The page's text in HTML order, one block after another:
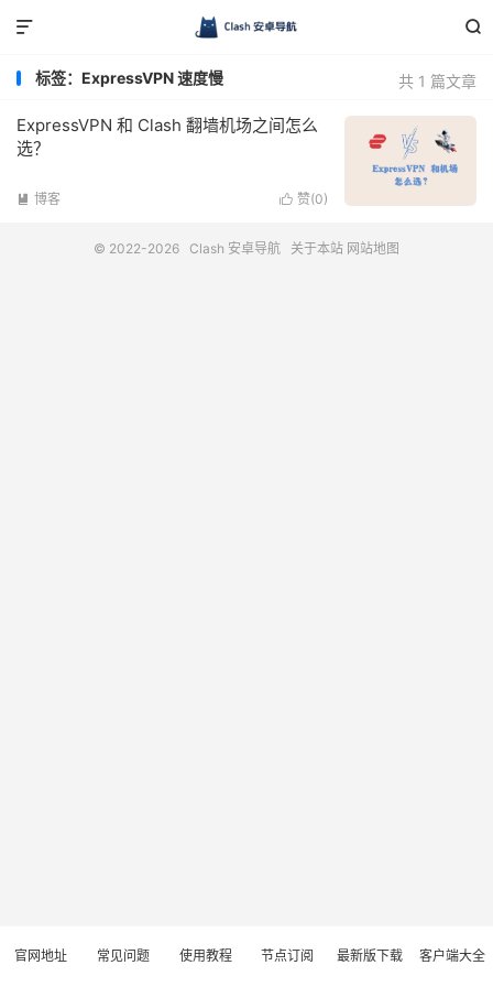


共 1 篇文章
标签：ExpressVPN 速度慢
ExpressVPN 和 Clash 翻墙机场之间怎么
选？
 赞(0)
 博客
© 2022-2026 Clash 安卓导航 关于本站 网站地图
官网地址 常见问题 使用教程 节点订阅 最新版下载 客户端大全